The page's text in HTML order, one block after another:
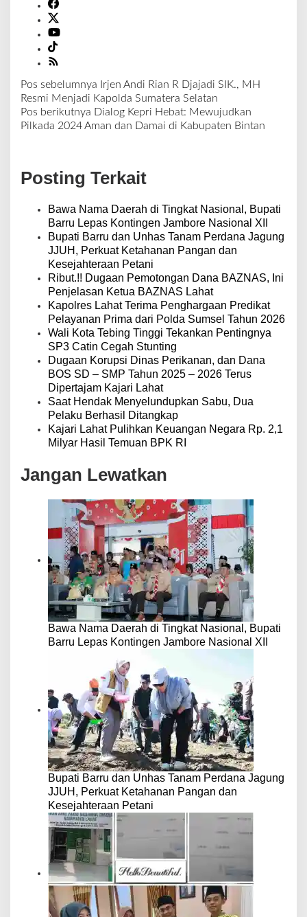
N
a
v
a
s
Pos sebelumnya Irjen Andi Rian R Djajadi SIK., MH
Resmi Menjadi Kapolda Sumatera Selatan
Pos berikutnya Dialog Kepri Hebat: Mewujudkan
Pilkada 2024 Aman dan Damai di Kabupaten Bintan
Posting Terkait
Bawa Nama Daerah di Tingkat Nasional, Bupati
Barru Lepas Kontingen Jambore Nasional XII
Bupati Barru dan Unhas Tanam Perdana Jagung
JJUH, Perkuat Ketahanan Pangan dan
Kesejahteraan Petani
Ribut.!! Dugaan Pemotongan Dana BAZNAS, Ini
Penjelasan Ketua BAZNAS Lahat
Kapolres Lahat Terima Penghargaan Predikat
Pelayanan Prima dari Polda Sumsel Tahun 2026
Wali Kota Tebing Tinggi Tekankan Pentingnya
SP3 Catin Cegah Stunting
Dugaan Korupsi Dinas Perikanan, dan Dana
BOS SD – SMP Tahun 2025 – 2026 Terus
Dipertajam Kajari Lahat
Saat Hendak Menyelundupkan Sabu, Dua
Pelaku Berhasil Ditangkap
Kajari Lahat Pulihkan Keuangan Negara Rp. 2,1
Milyar Hasil Temuan BPK RI
Jangan Lewatkan
Bawa Nama Daerah di Tingkat Nasional, Bupati
Barru Lepas Kontingen Jambore Nasional XII
Bupati Barru dan Unhas Tanam Perdana Jagung
JJUH, Perkuat Ketahanan Pangan dan
Kesejahteraan Petani